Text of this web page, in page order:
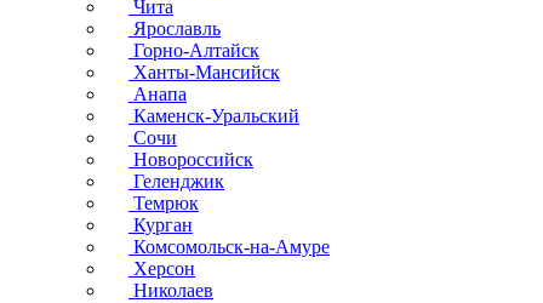
Чита
Ярославль
Горно-Алтайск
Ханты-Мансийск
Анапа
Каменск-Уральский
Сочи
Новороссийск
Геленджик
Темрюк
Курган
Комсомольск-на-Амуре
Херсон
Николаев